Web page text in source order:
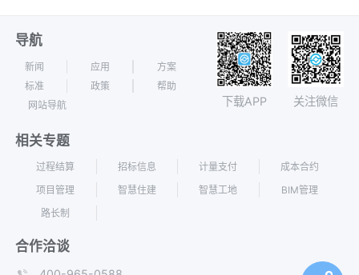
导航
新闻 应用
方案
标准
政策
帮助
网站导航
下载APP 关注微信
相关专题
过程结算 招标信息 计量支付
成本合约
项目管理
智慧住建 智慧工地
BIM管理
路长制
合作洽谈